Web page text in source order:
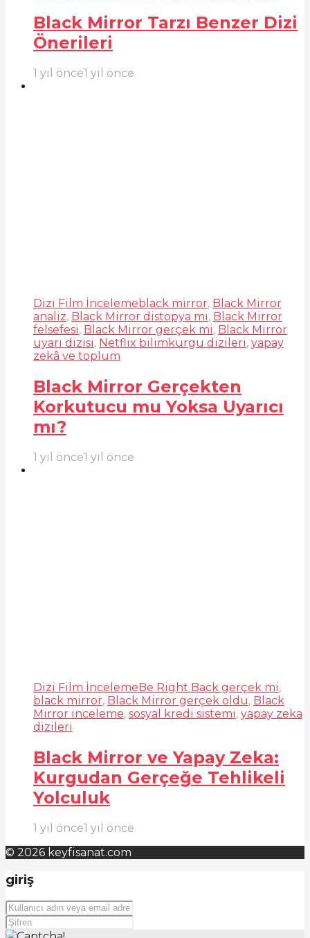
Black Mirror Tarzı Benzer Dizi
Önerileri
1 yıl önce1 yıl önce
Dizi Film İncelemeblack mirror, Black Mirror
analiz, Black Mirror distopya mı, Black Mirror
felsefesi, Black Mirror gerçek mi, Black Mirror
uyarı dizisi, Netflix bilimkurgu dizileri, yapay
zekâ ve toplum
Black Mirror Gerçekten
Korkutucu mu Yoksa Uyarıcı
mı?
1 yıl önce1 yıl önce
Dizi Film İncelemeBe Right Back gerçek mi,
black mirror, Black Mirror gerçek oldu, Black
Mirror inceleme, sosyal kredi sistemi, yapay zeka
dizileri
Black Mirror ve Yapay Zeka:
Kurgudan Gerçeğe Tehlikeli
Yolculuk
1 yıl önce1 yıl önce
© 2026 keyfisanat.com
giriş